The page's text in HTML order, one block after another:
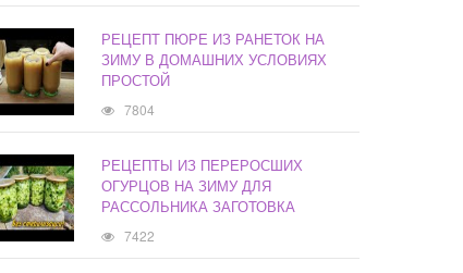
РЕЦЕПТ ПЮРЕ ИЗ РАНЕТОК НА
ЗИМУ В ДОМАШНИХ УСЛОВИЯХ
ПРОСТОЙ
7804
РЕЦЕПТЫ ИЗ ПЕРЕРОСШИХ
ОГУРЦОВ НА ЗИМУ ДЛЯ
РАССОЛЬНИКА ЗАГОТОВКА
7422